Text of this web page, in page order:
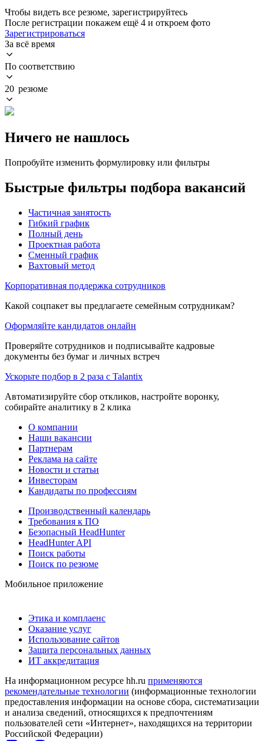
Чтобы видеть все резюме, зарегистрируйтесь
После регистрации покажем ещё 4 и откроем фото
Зарегистрироваться
За всё время
По соответствию
20 резюме
Ничего не нашлось
Попробуйте изменить формулировку или фильтры
Быстрые фильтры подбора вакансий
Частичная занятость
Гибкий график
Полный день
Проектная работа
Сменный график
Вахтовый метод
Корпоративная поддержка сотрудников
Какой соцпакет вы предлагаете семейным сотрудникам?
Оформляйте кандидатов онлайн
Проверяйте сотрудников и подписывайте кадровые
документы без бумаг и личных встреч
Ускорьте подбор в 2 раза с Talantix
Автоматизируйте сбор откликов, настройте воронку,
собирайте аналитику в 2 клика
О компании
Наши вакансии
Партнерам
Реклама на сайте
Новости и статьи
Инвесторам
Кандидаты по профессиям
Производственный календарь
Требования к ПО
Безопасный HeadHunter
HeadHunter API
Поиск работы
Поиск по резюме
Мобильное приложение
Этика и комплаенс
Оказание услуг
Использование сайтов
Защита персональных данных
ИТ аккредитация
На информационном ресурсе hh.ru применяются
рекомендательные технологии (информационные технологии
предоставления информации на основе сбора, систематизации
и анализа сведений, относящихся к предпочтениям
пользователей сети «Интернет», находящихся на территории
Российской Федерации)